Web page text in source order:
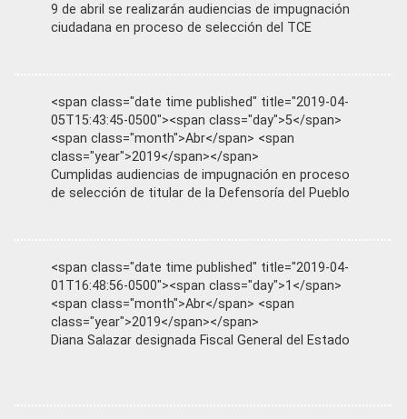
9 de abril se realizarán audiencias de impugnación
ciudadana en proceso de selección del TCE
<span class="date time published" title="2019-04-
05T15:43:45-0500"><span class="day">5</span>
<span class="month">Abr</span> <span
class="year">2019</span></span>
Cumplidas audiencias de impugnación en proceso
de selección de titular de la Defensoría del Pueblo
<span class="date time published" title="2019-04-
01T16:48:56-0500"><span class="day">1</span>
<span class="month">Abr</span> <span
class="year">2019</span></span>
Diana Salazar designada Fiscal General del Estado